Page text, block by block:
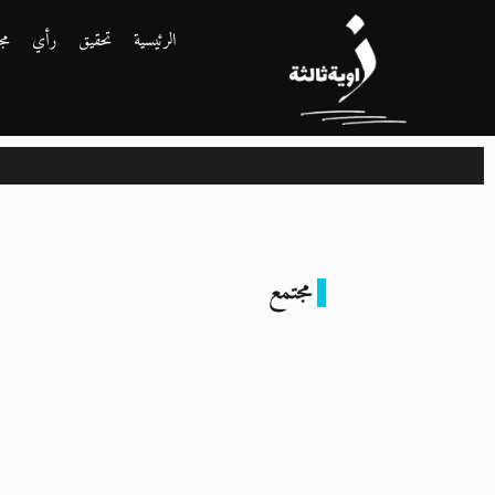
الرئيسية تحقيق رأي
مجتمع
بنزين مطابق